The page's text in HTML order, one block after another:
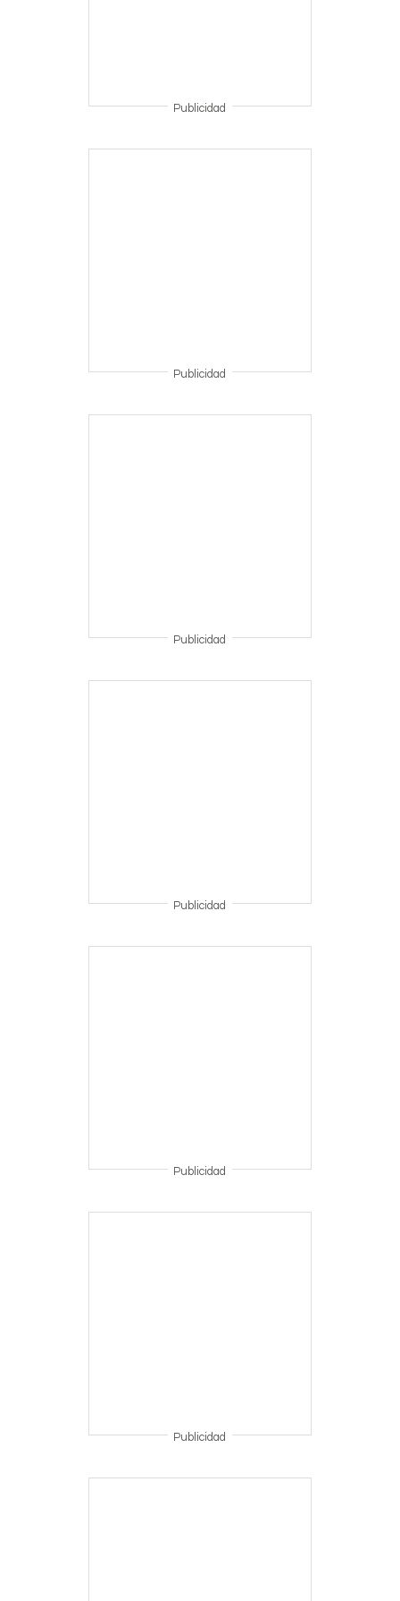
Publicidad
Publicidad
Publicidad
Publicidad
Publicidad
Publicidad